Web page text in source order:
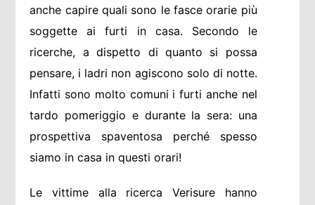
anche capire quali sono le fasce orarie più
soggette ai furti in casa. Secondo le
ricerche, a dispetto di quanto si possa
pensare, i ladri non agiscono solo di notte.
Infatti sono molto comuni i furti anche nel
tardo pomeriggio e durante la sera: una
prospettiva spaventosa perché spesso
siamo in casa in questi orari!
Le vittime alla ricerca Verisure hanno